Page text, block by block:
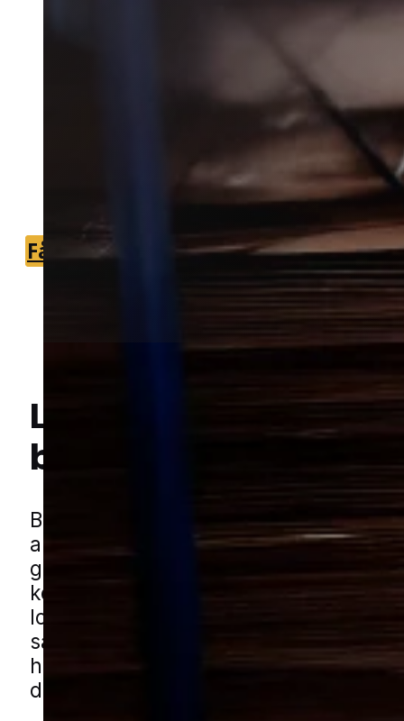
Bekæmpelse af borebiller i Ølholm
kræver en løsning, der passer til
boligen og træværkets tilstand.
Vi forbinder dig med lokale partnere,
du hurtigt kan komme videre med
Få et tilbud +45 51 90 85 46
Lokal bekæmpelse
borebiller
Borebiller kan give problemer i
angreb får lov at udvikle sig over tid.
gælder især i boliger med ældre
konstruktioner, men også i bygninger
loftsrum, skure eller udhuse ikke
så tit. Mange opdager først
huller og boremel viser sig i træet, og
det en klar fordel at reagere tidligt.
Hej! Hvordan kan jeg hjælpe dig? Har du nogen spørgsmål?